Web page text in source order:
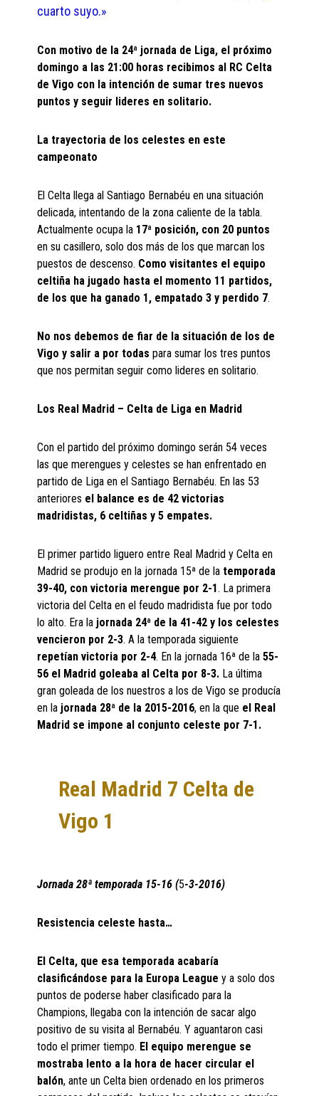
cuarto suyo.»
Con motivo de la 24ª jornada de Liga, el próximo
domingo a las 21:00 horas recibimos al RC Celta
de Vigo con la intención de sumar tres nuevos
puntos y seguir lideres en solitario.
La trayectoria de los celestes en este
campeonato
El Celta llega al Santiago Bernabéu en una situación
delicada, intentando de la zona caliente de la tabla.
Actualmente ocupa la 17ª posición, con 20 puntos
en su casillero, solo dos más de los que marcan los
puestos de descenso. Como visitantes el equipo
celtiña ha jugado hasta el momento 11 partidos,
de los que ha ganado 1, empatado 3 y perdido 7.
No nos debemos de fiar de la situación de los de
Vigo y salir a por todaspara sumar los tres puntos
que nos permitan seguir como lideres en solitario.
Los Real Madrid – Celta de Liga en Madrid
Con el partido del próximo domingo serán 54 veces
las que merengues y celestes se han enfrentado en
partido de Liga en el Santiago Bernabéu. En las 53
anteriores el balance es de 42 victorias
madridistas, 6 celtiñas y 5 empates.
El primer partido liguero entre Real Madrid y Celta en
Madrid se produjo en la jornada 15ª de la temporada
39-40, con victoria merengue por 2-1. La primera
victoria del Celta en el feudo madridista fue por todo
lo alto. Era la jornada 24ª de la 41-42 y los celestes
vencieron por 2-3. A la temporada siguiente
repetían victoria por 2-4. En la jornada 16ª de la55-
56 el Madrid goleaba al Celta por 8-3. La última
gran goleada de los nuestros a los de Vigo se producía
en la jornada 28ª de la 2015-2016, en la que el Real
Madrid se impone al conjunto celeste por 7-1.
Real Madrid 7 Celta de
Vigo 1
Jornada 28ª temporada 15-16 (5-3-2016)
Resistencia celeste hasta…
El Celta, que esa temporada acabaría
clasificándose para la Europa League y a solo dos
puntos de poderse haber clasificado para la
Champions, llegaba con la intención de sacar algo
positivo de su visita al Bernabéu. Y aguantaron casi
todo el primer tiempo. El equipo merengue se
mostraba lento a la hora de hacer circular el
balón, ante un Celta bien ordenado en los primeros